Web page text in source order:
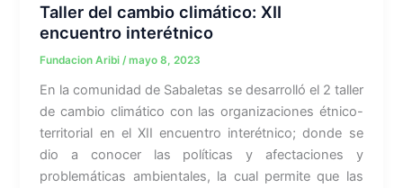
Taller del cambio climático: XII
encuentro interétnico
Fundacion Aribi /mayo 8, 2023
En la comunidad de Sabaletas se desarrolló el 2 taller
de cambio climático con las organizaciones étnico-
territorial en el XII encuentro interétnico; donde se
dio a conocer las políticas y afectaciones y
problemáticas ambientales, la cual permite que las